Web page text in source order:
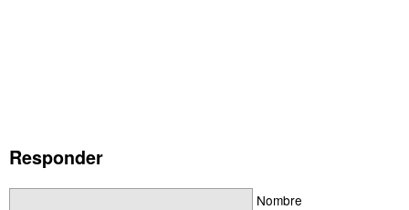
Responder
Nombre